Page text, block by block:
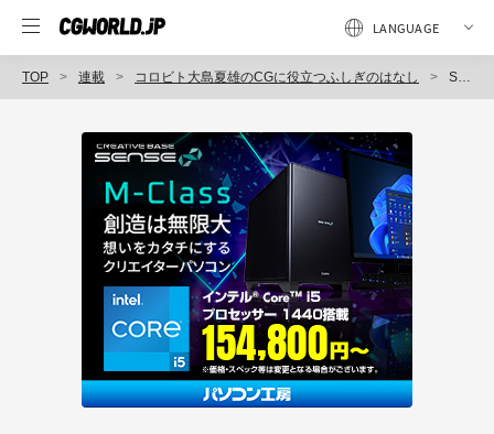
TOP 連載 コロビト大島夏雄のCGに役立つふしぎのはなし Story 06：電柱のはなし